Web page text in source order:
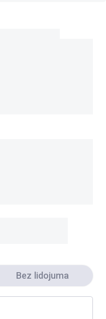
Bez lidojuma